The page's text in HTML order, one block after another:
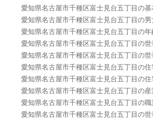
愛知県名古屋市千種区富士見台五丁目の基
愛知県名古屋市千種区富士見台五丁目の
愛知県名古屋市千種区富士見台五丁目の
愛知県名古屋市千種区富士見台五丁目の
愛知県名古屋市千種区富士見台五丁目の
愛知県名古屋市千種区富士見台五丁目の
愛知県名古屋市千種区富士見台五丁目の
愛知県名古屋市千種区富士見台五丁目の
愛知県名古屋市千種区富士見台五丁目の
愛知県名古屋市千種区富士見台五丁目の